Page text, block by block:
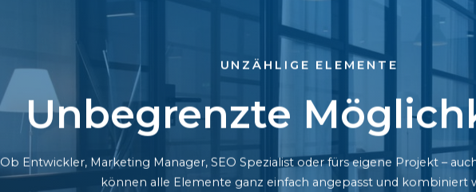
UNZÄHLIGE ELEMENTE
Unbegrenzte
Ob Entwickler, Marketing Manager, SEO Spezialist oder fürs eigene Projekt –
können alle Elemente ganz einfach angepasst und kombiniert